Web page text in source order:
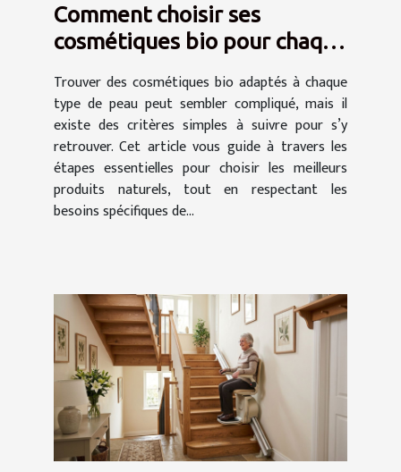
Comment choisir ses
cosmétiques bio pour chaque
Trouver des cosmétiques bio adaptés à chaque
type de peau peut sembler compliqué, mais il
existe des critères simples à suivre pour s’y
retrouver. Cet article vous guide à travers les
étapes essentielles pour choisir les meilleurs
produits naturels, tout en respectant les
besoins spécifiques de...